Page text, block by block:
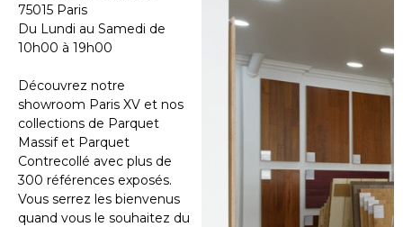
75015 Paris
Du Lundi au Samedi de
10h00 à 19h00
Découvrez notre
showroom Paris XV et nos
collections de Parquet
Massif et Parquet
Contrecollé avec plus de
300 références exposés.
Vous serrez les bienvenus
quand vous le souhaitez du